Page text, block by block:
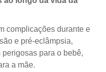
complicações durante e
e pré-eclâmpsia,
para o bebê,
a mãe.